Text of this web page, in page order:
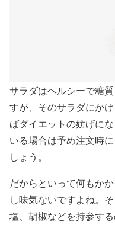
サラダはヘルシーで糖
すが、そのサラダにか
ばダイエットの妨げに
いる場合は予め注文時に
しょう。
だからといって何もか
し味気ないですよね。
塩、胡椒などを持参する